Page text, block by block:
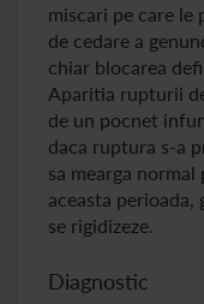
miscari pe care le
de cedare a
chiar blocarea
Aparitia rupturii
de un pocnet
daca ruptura s-a
sa mearga
aceasta perioada,
se rigidizeze.
Diagnostic